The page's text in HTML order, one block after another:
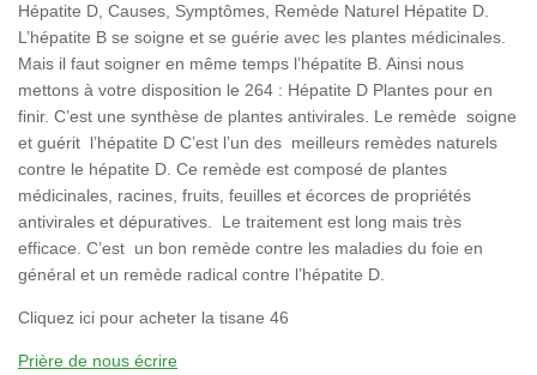
Hépatite D, Causes, Symptômes, Remède Naturel Hépatite D.
L’hépatite B se soigne et se guérie avec les plantes médicinales.
Mais il faut soigner en même temps l’hépatite B. Ainsi nous
mettons à votre disposition le 264 : Hépatite D Plantes pour en
finir. C’est une synthèse de plantes antivirales. Le remède soigne
et guérit l’hépatite D C’est l’un des meilleurs remèdes naturels
contre le hépatite D. Ce remède est composé de plantes
médicinales, racines, fruits, feuilles et écorces de propriétés
antivirales et dépuratives. Le traitement est long mais très
efficace. C’est un bon remède contre les maladies du foie en
général et un remède radical contre l’hépatite D.
Cliquez ici pour acheter la tisane 46
Prière de nous écrire